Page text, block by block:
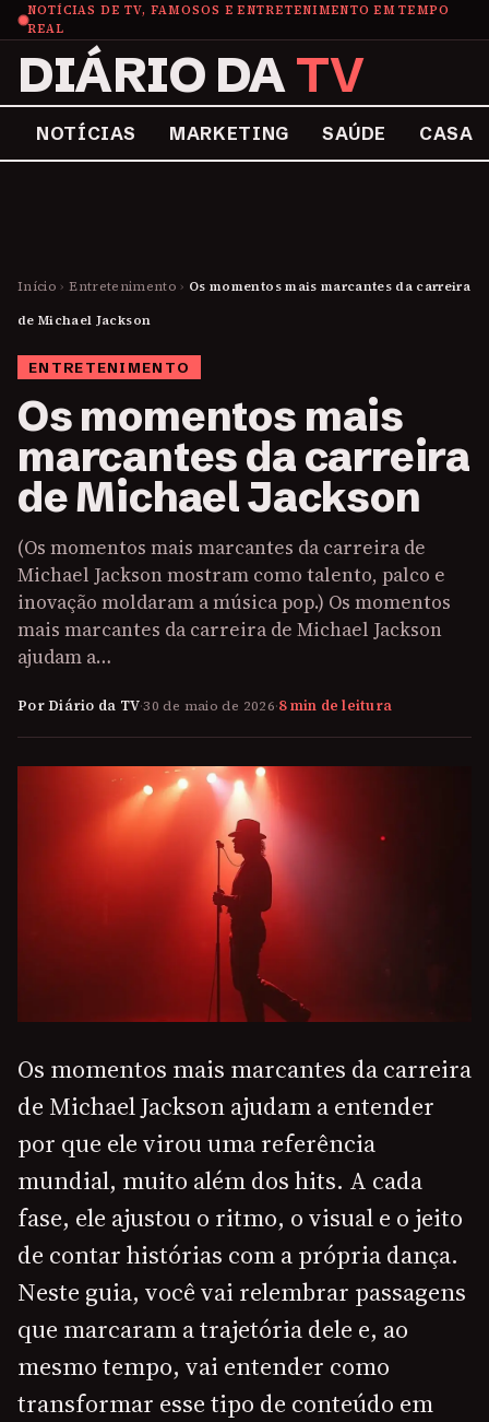
NOTÍCIAS DE TV, FAMOSOS E ENTRETENIMENTO EM TEMPO
REAL
DIÁRIO DATV
NOTÍCIAS MARKETING SAÚDE CASA
Início › Entretenimento › Os momentos mais marcantes da carreira
de Michael Jackson
ENTRETENIMENTO
Os momentos mais
marcantes da carreira
de Michael Jackson
(Os momentos mais marcantes da carreira de
Michael Jackson mostram como talento, palco e
inovação moldaram a música pop.) Os momentos
mais marcantes da carreira de Michael Jackson
ajudam a…
Por Diário da TV·30 de maio de 2026·8 min de leitura
Os momentos mais marcantes da carreira
de Michael Jackson ajudam a entender
por que ele virou uma referência
mundial, muito além dos hits. A cada
fase, ele ajustou o ritmo, o visual e o jeito
de contar histórias com a própria dança.
Neste guia, você vai relembrar passagens
que marcaram a trajetória dele e, ao
mesmo tempo, vai entender como
transformar esse tipo de conteúdo em